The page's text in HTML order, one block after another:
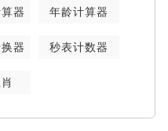
器 年龄计算器
器 秒表计数器